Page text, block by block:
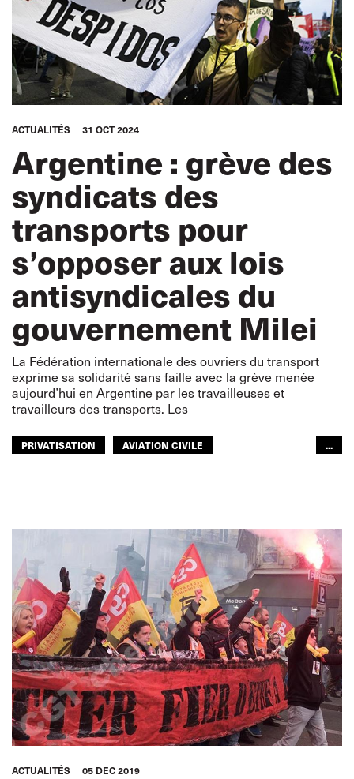
ACTUALITÉS 31 OCT 2024
Argentine : grève des
syndicats des
transports pour
s’opposer aux lois
antisyndicales du
gouvernement Milei
La Fédération internationale des ouvriers du transport
exprime sa solidarité sans faille avec la grève menée
aujourd’hui en Argentine par les travailleuses et
travailleurs des transports. Les
PRIVATISATION
AVIATION CIVILE
...
ACTUALITÉS 05 DEC 2019